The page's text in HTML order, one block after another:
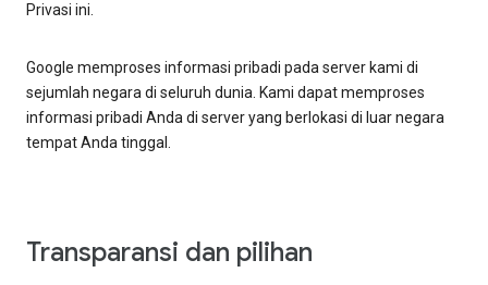
Privasi ini.
Google memproses informasi pribadi pada server kami di
sejumlah negara di seluruh dunia. Kami dapat memproses
informasi pribadi Anda di server yang berlokasi di luar negara
tempat Anda tinggal.
Transparansi dan pilihan